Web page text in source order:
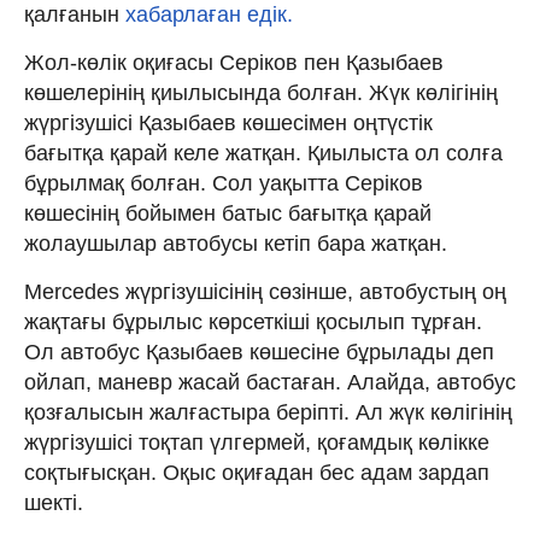
қалғанын хабарлаған едік.
Жол-көлік оқиғасы Серіков пен Қазыбаев
көшелерінің қиылысында болған. Жүк көлігінің
жүргізушісі Қазыбаев көшесімен оңтүстік
бағытқа қарай келе жатқан. Қиылыста ол солға
бұрылмақ болған. Сол уақытта Серіков
көшесінің бойымен батыс бағытқа қарай
жолаушылар автобусы кетіп бара жатқан.
Mercedes жүргізушісінің сөзінше, автобустың оң
жақтағы бұрылыс көрсеткіші қосылып тұрған.
Ол автобус Қазыбаев көшесіне бұрылады деп
ойлап, маневр жасай бастаған. Алайда, автобус
қозғалысын жалғастыра беріпті. Ал жүк көлігінің
жүргізушісі тоқтап үлгермей, қоғамдық көлікке
соқтығысқан. Оқыс оқиғадан бес адам зардап
шекті.